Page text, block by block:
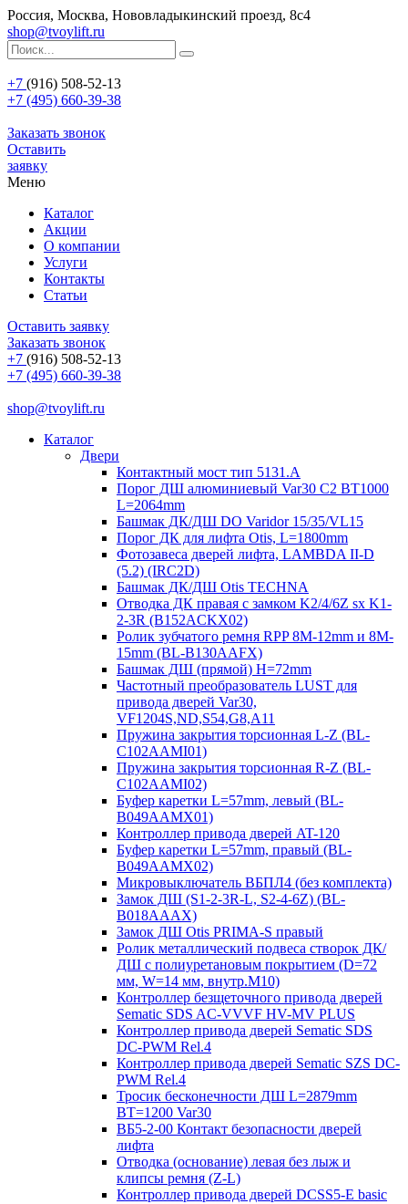
Россия, Москва, Нововладыкинский проезд, 8с4
shop@tvoylift.ru
+7 (916) 508-52-13
+7 (495) 660-39-38
Заказать звонок
Оставить
заявку
Меню
Каталог
Акции
О компании
Услуги
Контакты
Статьи
Оставить заявку
Заказать звонок
+7 (916) 508-52-13
+7 (495) 660-39-38
shop@tvoylift.ru
Каталог
Двери
Контактный мост тип 5131.A
Порог ДШ алюминиевый Var30 C2 BT1000
L=2064mm
Башмак ДК/ДШ DO Varidor 15/35/VL15
Порог ДК для лифта Otis, L=1800mm
Фотозавеса дверей лифта, LAMBDA II-D
(5.2) (IRC2D)
Башмак ДК/ДШ Otis TECHNA
Отводка ДК правая с замком K2/4/6Z sx K1-
2-3R (B152ACKX02)
Ролик зубчатого ремня RPP 8M-12mm и 8M-
15mm (BL-B130AAFX)
Башмак ДШ (прямой) H=72mm
Частотный преобразователь LUST для
привода дверей Var30,
VF1204S,ND,S54,G8,A11
Пружина закрытия торсионная L-Z (BL-
C102AAMI01)
Пружина закрытия торсионная R-Z (BL-
C102AAMI02)
Буфер каретки L=57mm, левый (BL-
B049AAMX01)
Контроллер привода дверей AT-120
Буфер каретки L=57mm, правый (BL-
B049AAMX02)
Микровыключатель ВБПЛ4 (без комплекта)
Замок ДШ (S1-2-3R-L, S2-4-6Z) (BL-
B018AAAX)
Замок ДШ Otis PRIMA-S правый
Ролик металлический подвеса створок ДК/
ДШ с полиуретановым покрытием (D=72
мм, W=14 мм, внутр.М10)
Контроллер безщеточного привода дверей
Sematiс SDS AC-VVVF HV-MV PLUS
Контроллер привода дверей Sematic SDS
DC-PWM Rel.4
Контроллер привода дверей Sematic SZS DC-
PWM Rel.4
Тросик бесконечности ДШ L=2879mm
BT=1200 Var30
ВБ5-2-00 Контакт безопасности дверей
лифта
Отводка (основание) левая без лыж и
клипсы ремня (Z-L)
Контроллер привода дверей DCSS5-E basic